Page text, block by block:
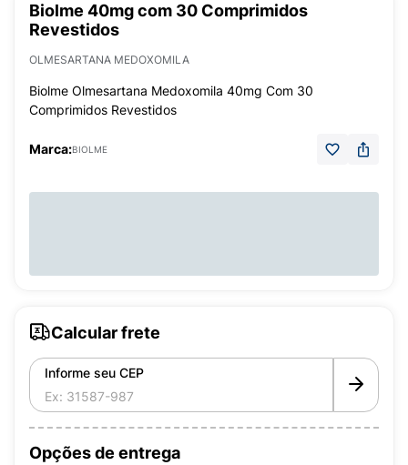
Biolme 40mg com 30 Comprimidos
Revestidos
OLMESARTANA MEDOXOMILA
Biolme Olmesartana Medoxomila 40mg Com 30
Comprimidos Revestidos
Marca:BIOLME
Calcular frete
Informe seu CEP
Opções de entrega